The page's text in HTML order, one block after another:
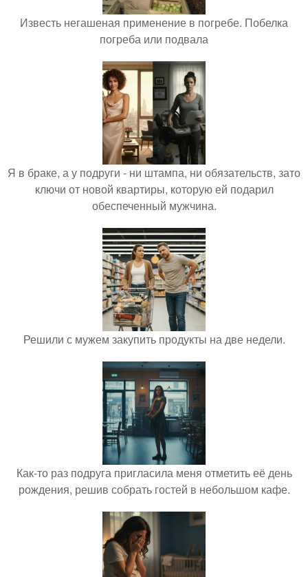
Известь негашеная применение в погребе. Побелка
погреба или подвала
Я в браке, а у подруги - ни штампа, ни обязательств, зато
ключи от новой квартиры, которую ей подарил
обеспеченный мужчина.
Решили с мужем закупить продукты на две недели.
Как-то раз подруга пригласила меня отметить её день
рождения, решив собрать гостей в небольшом кафе.